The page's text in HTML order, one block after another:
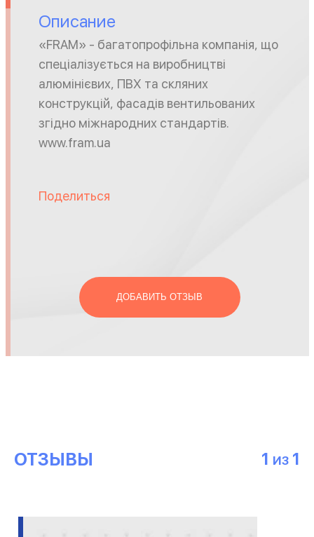
Описание
«FRAM» - багатопрофільна компанія, що
спеціалізується на виробництві
алюмінієвих, ПВХ та скляних
конструкцій, фасадів вентильованих
згідно міжнародних стандартів.
www.fram.ua
Поделиться
ДОБАВИТЬ ОТЗЫВ
ОТЗЫВЫ 1 ИЗ 1